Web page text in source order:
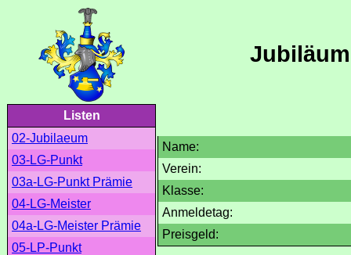
Listen
02-Jubilaeum
03-LG-Punkt
03a-LG-Punkt Prämie
04-LG-Meister
04a-LG-Meister Prämie
05-LP-Punkt
Name:
Verein:
Klasse:
Anmeldetag:
Preisgeld: